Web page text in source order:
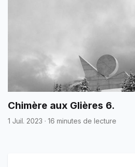
Chimère aux Glières 6.
1 Juil. 2023 · 16 minutes de lecture